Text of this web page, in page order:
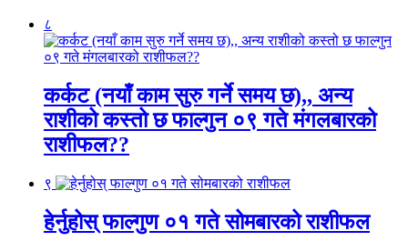
८
कर्कट (नयाँ काम सुरु गर्ने समय छ),, अन्य
राशीको कस्तो छ फाल्गुन ०९ गते मंगलबारको
राशीफल??
९
हेर्नुहोस् फाल्गुण ०१ गते सोमबारको राशीफल